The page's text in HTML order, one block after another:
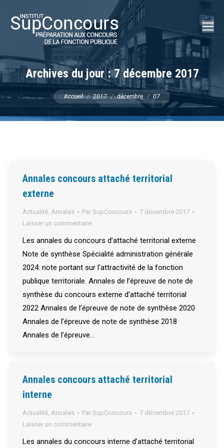
:
Archives du jour :7 décembre 2017
Vous êtes ici :
Accueil 2017 décembre 07
Annales concours attaché territorial
externe
Actualité, Annales Par SupConcours
7 décembre 2017
Laisser un commentaire
Les annales du concours d’attaché territorial externe
Note de synthèse Spécialité administration générale
2024: note portant sur l’attractivité de la fonction
publique territoriale. Annales de l’épreuve de note de
synthèse du concours externe d’attaché territorial
2022 Annales de l’épreuve de note de synthèse 2020
Annales de l’épreuve de note de synthèse 2018
Annales de l’épreuve…
Annales concours attaché territorial
interne
Actualité, Annales Par SupConcours
7 décembre 2017
Laisser un commentaire
Les annales du concours interne d’attaché territorial